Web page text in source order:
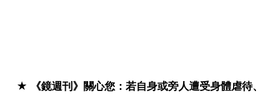
★ 《鏡週刊》關心您：若自身或旁人遭受身體虐待、